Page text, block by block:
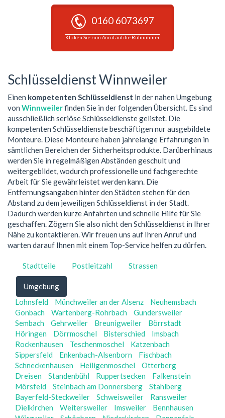
0160 6073697
Klicken Sie zum Anruf auf die Rufnummer
Schlüsseldienst Winnweiler
Einen kompetenten Schlüsseldienst in der nahen Umgebung
von Winnweilerfinden Sie in der folgenden Übersicht. Es sind
ausschließlich seriöse Schlüsseldienste gelistet. Die
kompetenten Schlüsseldienste beschäftigen nur ausgebildete
Monteure. Diese Monteure haben jahrelange Erfahrungen in
sämtlichen Bereichen der Sicherheitsprodukte. Darüberhinaus
werden Sie in regelmäßigen Abständen geschult und
weitergebildet, wodurch professionelle und fachgerechte
Arbeit für Sie gewährleistet werden kann. Die
Entfernungsangaben hinter den Städten stehen für den
Abstand zu dem jeweiligen Schlüsseldienst in der Stadt.
Dadurch werden kurze Anfahrten und schnelle Hilfe für Sie
geschaffen. Zögern Sie also nicht den Schlüsseldienst in Ihrer
Nähe zu kontaktieren. Wir freuen uns auf Ihren Anruf und
warten darauf Ihnen mit einem Top-Service helfen zu dürfen.
Stadtteile Postleitzahl Strassen
Umgebung
Lohnsfeld
Münchweiler an der Alsenz
Neuhemsbach
Gonbach
Wartenberg-Rohrbach
Gundersweiler
Sembach
Gehrweiler Breunigweiler
Börrstadt
Höringen
Dörrmoschel Bisterschied
Imsbach
Rockenhausen
Teschenmoschel
Katzenbach
Sippersfeld
Enkenbach-Alsenborn
Fischbach
Schneckenhausen
Heiligenmoschel
Otterberg
Dreisen
Standenbühl Ruppertsecken
Falkenstein
Mörsfeld
Steinbach am Donnersberg
Stahlberg
Bayerfeld-Steckweiler
Schweisweiler
Ransweiler
Dielkirchen
Weitersweiler Imsweiler
Bennhausen